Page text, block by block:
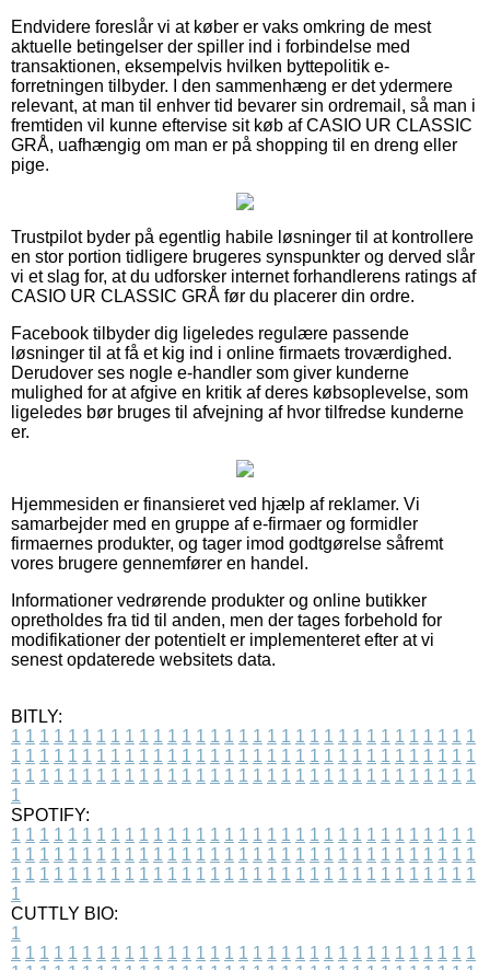
Endvidere foreslår vi at køber er vaks omkring de mest
aktuelle betingelser der spiller ind i forbindelse med
transaktionen, eksempelvis hvilken byttepolitik e-
forretningen tilbyder. I den sammenhæng er det ydermere
relevant, at man til enhver tid bevarer sin ordremail, så man i
fremtiden vil kunne eftervise sit køb af CASIO UR CLASSIC
GRÅ, uafhængig om man er på shopping til en dreng eller
pige.
Trustpilot byder på egentlig habile løsninger til at kontrollere
en stor portion tidligere brugeres synspunkter og derved slår
vi et slag for, at du udforsker internet forhandlerens ratings af
CASIO UR CLASSIC GRÅ før du placerer din ordre.
Facebook tilbyder dig ligeledes regulære passende
løsninger til at få et kig ind i online firmaets troværdighed.
Derudover ses nogle e-handler som giver kunderne
mulighed for at afgive en kritik af deres købsoplevelse, som
ligeledes bør bruges til afvejning af hvor tilfredse kunderne
er.
Hjemmesiden er finansieret ved hjælp af reklamer. Vi
samarbejder med en gruppe af e-firmaer og formidler
firmaernes produkter, og tager imod godtgørelse såfremt
vores brugere gennemfører en handel.
Informationer vedrørende produkter og online butikker
opretholdes fra tid til anden, men der tages forbehold for
modifikationer der potentielt er implementeret efter at vi
senest opdaterede websitets data.
BITLY:
1 1 1 1 1 1 1 1 1 1 1 1 1 1 1 1 1 1 1 1 1 1 1 1 1 1 1 1 1 1 1 1 1
1 1 1 1 1 1 1 1 1 1 1 1 1 1 1 1 1 1 1 1 1 1 1 1 1 1 1 1 1 1 1 1 1
1 1 1 1 1 1 1 1 1 1 1 1 1 1 1 1 1 1 1 1 1 1 1 1 1 1 1 1 1 1 1 1 1
1
SPOTIFY:
1 1 1 1 1 1 1 1 1 1 1 1 1 1 1 1 1 1 1 1 1 1 1 1 1 1 1 1 1 1 1 1 1
1 1 1 1 1 1 1 1 1 1 1 1 1 1 1 1 1 1 1 1 1 1 1 1 1 1 1 1 1 1 1 1 1
1 1 1 1 1 1 1 1 1 1 1 1 1 1 1 1 1 1 1 1 1 1 1 1 1 1 1 1 1 1 1 1 1
1
CUTTLY BIO:
1
1 1 1 1 1 1 1 1 1 1 1 1 1 1 1 1 1 1 1 1 1 1 1 1 1 1 1 1 1 1 1 1 1